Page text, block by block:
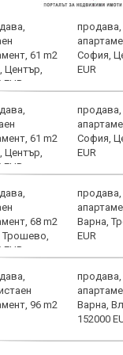
продава,
София,
EUR
София,
EUR
продава,
Варна,
EUR
продава,
Варна,
152000